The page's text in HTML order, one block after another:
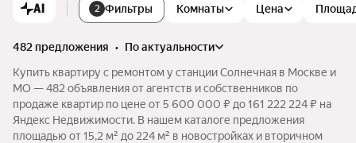
AI 2 Фильтры Комнаты Цена
482 предложения •
по актуальности
Купить квартиру с ремонтом у станции Солнечная в Москве и
МО — 482 объявления от агентств и собственников по
продаже квартир по цене от 5 600 000 ₽ до 161 222 224 ₽ на
Яндекс Недвижимости. В нашем каталоге предложения
площадью от 15,2 м² до 224 м² в новостройках и вторичном